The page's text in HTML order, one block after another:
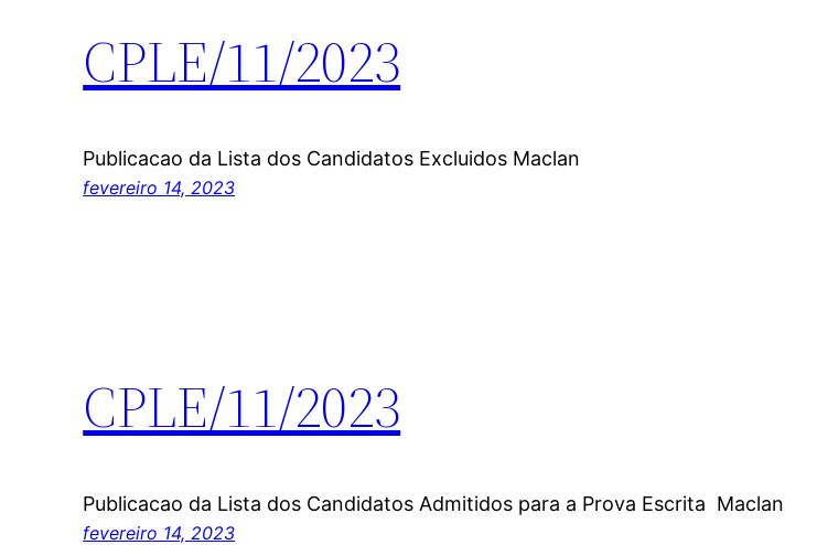
CPLE/11/2023
Publicacao da Lista dos Candidatos Excluidos Maclan
fevereiro 14, 2023
CPLE/11/2023
Publicacao da Lista dos Candidatos Admitidos para a Prova Escrita Maclan
fevereiro 14, 2023